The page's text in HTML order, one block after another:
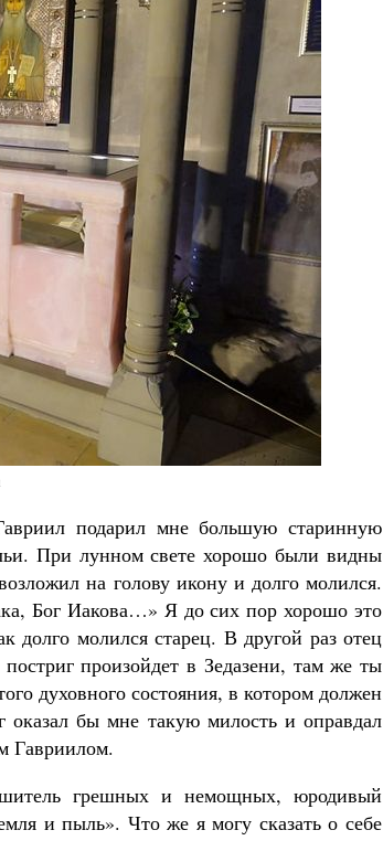
подарил мне большую старинную
При лунном свете хорошо были видны
на голову икону и долго молился.
Бог Иакова…» Я до сих пор хорошо это
долго молился старец. В другой раз отец
произойдет в Зедазени, там же ты
духовного состояния, в котором должен
оказал бы мне такую милость и оправдал
Гавриилом.
грешных и немощных, юродивый
и пыль». Что же я могу сказать о себе